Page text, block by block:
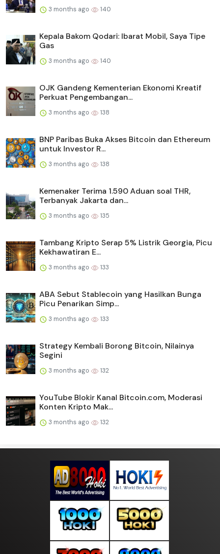
3 months ago 140
Kepala Bakom Qodari: Ibarat Mobil, Saya Tipe
Gas
3 months ago 140
OJK Gandeng Kementerian Ekonomi Kreatif
Perkuat Pengembangan...
3 months ago 138
BNP Paribas Buka Akses Bitcoin dan Ethereum
untuk Investor R...
3 months ago 138
Kemenaker Terima 1.590 Aduan soal THR,
Terbanyak Jakarta dan...
3 months ago 135
Tambang Kripto Serap 5% Listrik Georgia, Picu
Kekhawatiran E...
3 months ago 133
ABA Sebut Stablecoin yang Hasilkan Bunga
Picu Penarikan Simp...
3 months ago 133
Strategy Kembali Borong Bitcoin, Nilainya
Segini
3 months ago 132
YouTube Blokir Kanal Bitcoin.com, Moderasi
Konten Kripto Mak...
3 months ago 132